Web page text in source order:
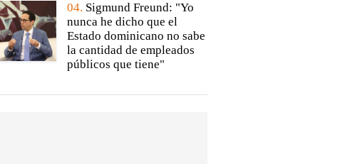
04. Sigmund Freund: "Yo
nunca he dicho que el
Estado dominicano no sabe
la cantidad de empleados
públicos que tiene"